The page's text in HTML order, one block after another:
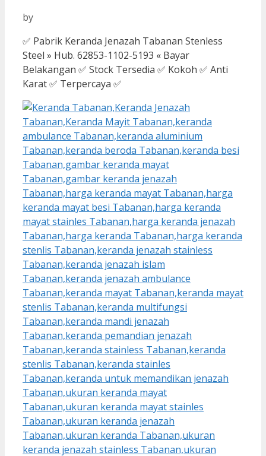
by
✅ Pabrik Keranda Jenazah Tabanan Stenless
Steel » Hub. 62853-1102-5193 « Bayar
Belakangan ✅ Stock Tersedia ✅ Kokoh ✅ Anti
Karat ✅ Terpercaya ✅